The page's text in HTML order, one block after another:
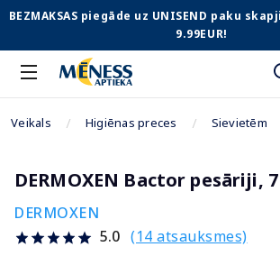
BEZMAKSAS piegāde uz UNISEND paku
9.99EUR!
Veikals Higiēnas preces Sievietēm
DERMOXEN Bactor pesāriji,
DERMOXEN
5.0 (14 atsauksmes)